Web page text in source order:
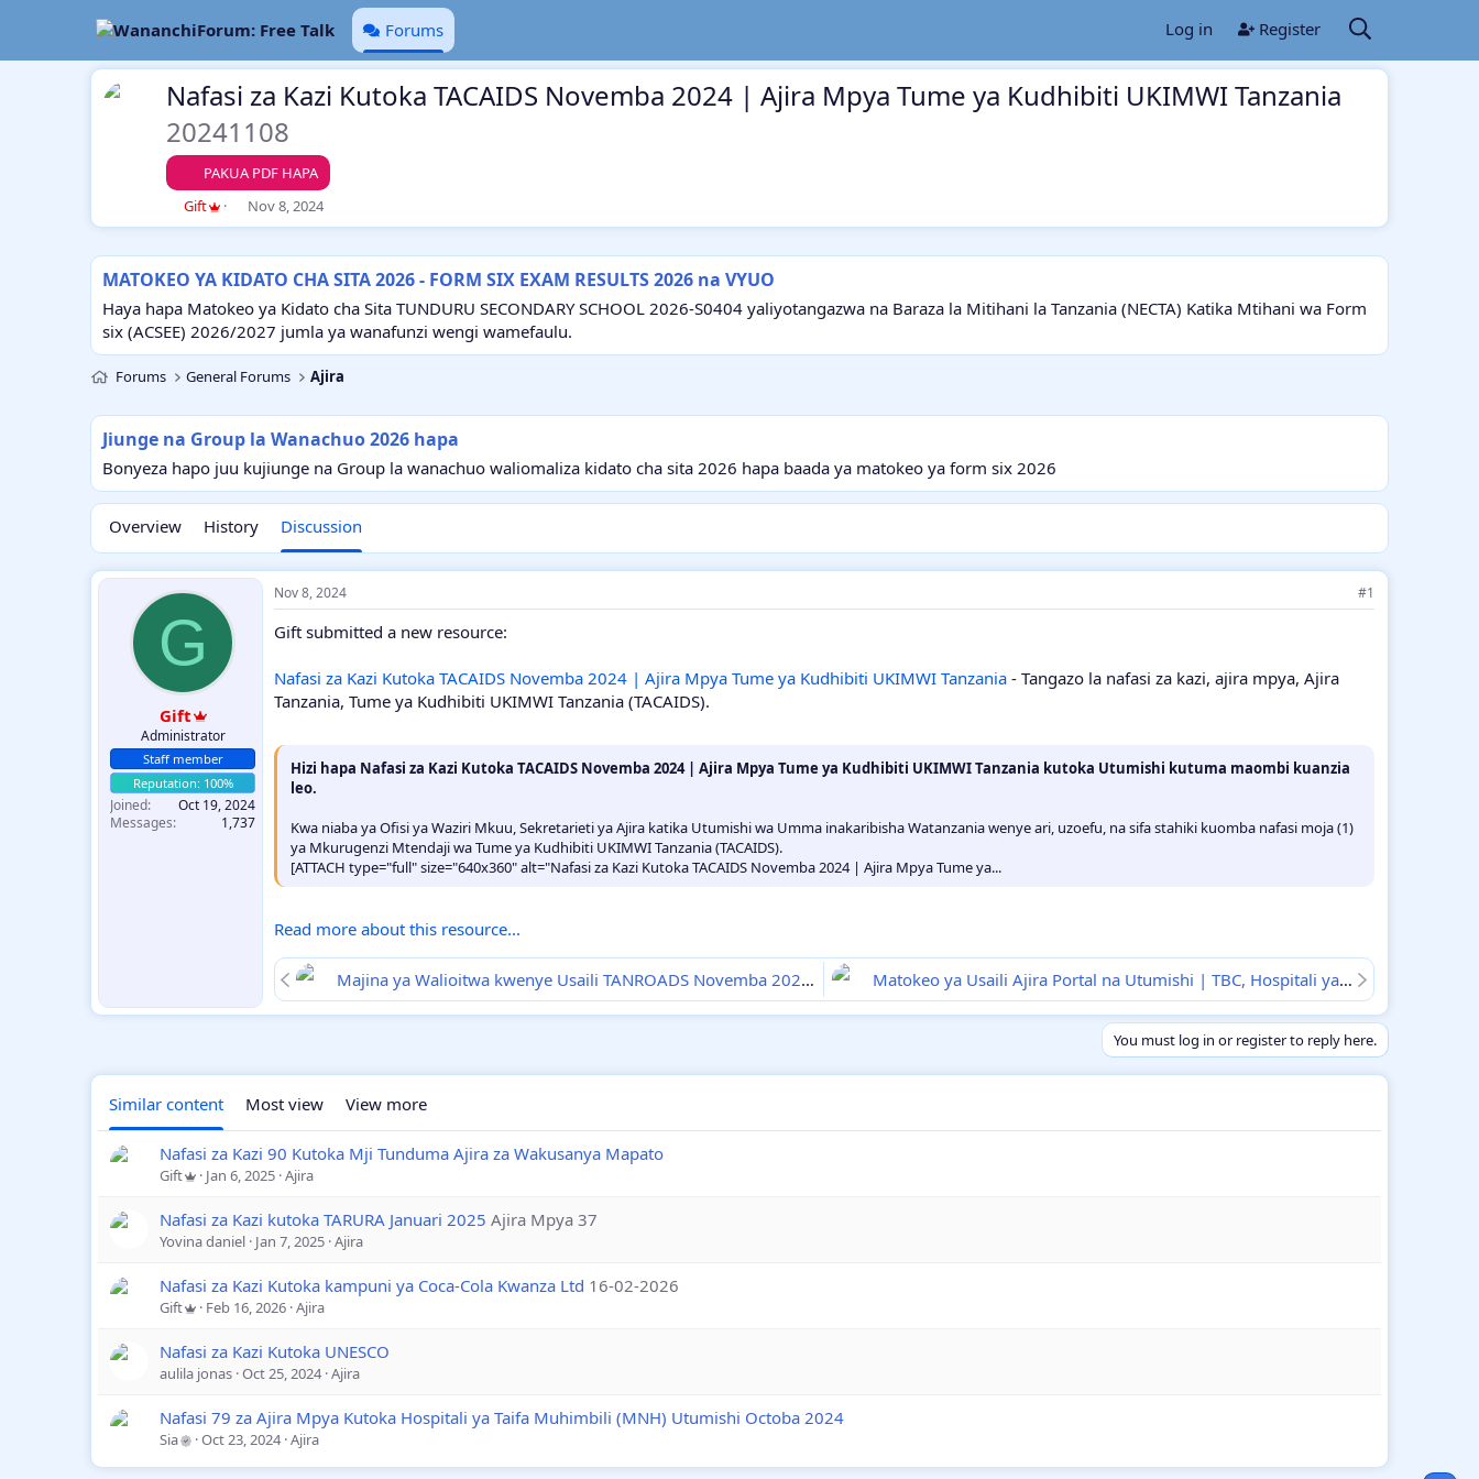
Forums Log in Register
Nafasi za Kazi Kutoka TACAIDS Novemba 2024 | Ajira Mpya Tume ya Kudhibiti UKIMWI Tanzania
20241108
PAKUA PDF HAPA
T
h
a
d
s
t
r
r
Gift
S
t
t
d
a
t
Nov 8, 2024
MATOKEO YA KIDATO CHA SITA 2026 - FORM SIX EXAM RESULTS 2026 na VYUO
Haya hapa Matokeo ya Kidato cha Sita TUNDURU SECONDARY SCHOOL 2026-S0404 yaliyotangazwa na Baraza la Mitihani la Tanzania (NECTA) Katika Mtihani wa Form
six (ACSEE) 2026/2027 jumla ya wanafunzi wengi wamefaulu.
Forums General Forums Ajira
Jiunge na Group la Wanachuo 2026 hapa
Bonyeza hapo juu kujiunge na Group la wanachuo waliomaliza kidato cha sita 2026 hapa baada ya matokeo ya form six 2026
Overview History Discussion
G
Gift
Administrator
Staff member
Joined
Oct 19, 2024
Messages
1,737
Nov 8, 2024 #1
Gift submitted a new resource:
Nafasi za Kazi Kutoka TACAIDS Novemba 2024 | Ajira Mpya Tume ya Kudhibiti UKIMWI Tanzania - Tangazo la nafasi za kazi, ajira mpya, Ajira
Tanzania, Tume ya Kudhibiti UKIMWI Tanzania (TACAIDS).
Hizi hapa Nafasi za Kazi Kutoka TACAIDS Novemba 2024 | Ajira Mpya Tume ya Kudhibiti UKIMWI Tanzania kutoka Utumishi kutuma maombi kuanzia
leo.
Kwa niaba ya Ofisi ya Waziri Mkuu, Sekretarieti ya Ajira katika Utumishi wa Umma inakaribisha Watanzania wenye ari, uzoefu, na sifa stahiki kuomba nafasi moja (1)
ya Mkurugenzi Mtendaji wa Tume ya Kudhibiti UKIMWI Tanzania (TACAIDS).
[ATTACH type="full" size="640x360" alt="Nafasi za Kazi Kutoka TACAIDS Novemba 2024 | Ajira Mpya Tume ya...
Read more about this resource...
Majina ya Walioitwa kwenye Usaili TANROADS Novemba 2024 | Kuitwa kwenye Interview Mkoa wa Njombe Matokeo ya Usaili Ajira Portal na Utumishi | TBC, Hospitali ya Benjamin Mkapa (BMH)
You must log in or register to reply here.
Similar content Most view View more
Nafasi za Kazi 90 Kutoka Mji Tunduma Ajira za Wakusanya Mapato
Gift Jan 6, 2025 Ajira
Nafasi za Kazi kutoka TARURA Januari 2025 Ajira Mpya 37
Yovina daniel Jan 7, 2025 Ajira
Nafasi za Kazi Kutoka kampuni ya Coca-Cola Kwanza Ltd 16-02-2026
Gift Feb 16, 2026 Ajira
Nafasi za Kazi Kutoka UNESCO
aulila jonas Oct 25, 2024 Ajira
Nafasi 79 za Ajira Mpya Kutoka Hospitali ya Taifa Muhimbili (MNH) Utumishi Octoba 2024
Sia Oct 23, 2024 Ajira